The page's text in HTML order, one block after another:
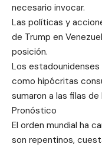
necesario invocar.
Las políticas y
de Trump en
posición.
Los
como hipócritas
sumaron a las filas
Pronóstico
El orden mundial ha
son repentinos,